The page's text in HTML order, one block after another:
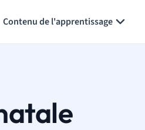
Contenu de l'apprentissage